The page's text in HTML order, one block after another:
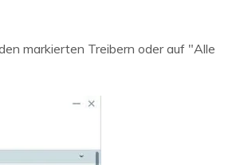
markierten Treibern oder auf "Alle